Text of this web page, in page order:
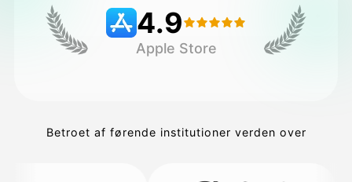
4.9
Apple Store
Betroet af førende institutioner verden over